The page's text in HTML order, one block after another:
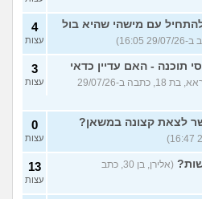
עם מישהי שהיא בול
4
עצות
תוכנה - האם עדיין כדאי
(אסראא, בת 18, כתבה ב-29/07/26
3
עצות
לצאת קצונה במשאן? 0
עצות
(אלירן, בן 30, כתב
13
עצות